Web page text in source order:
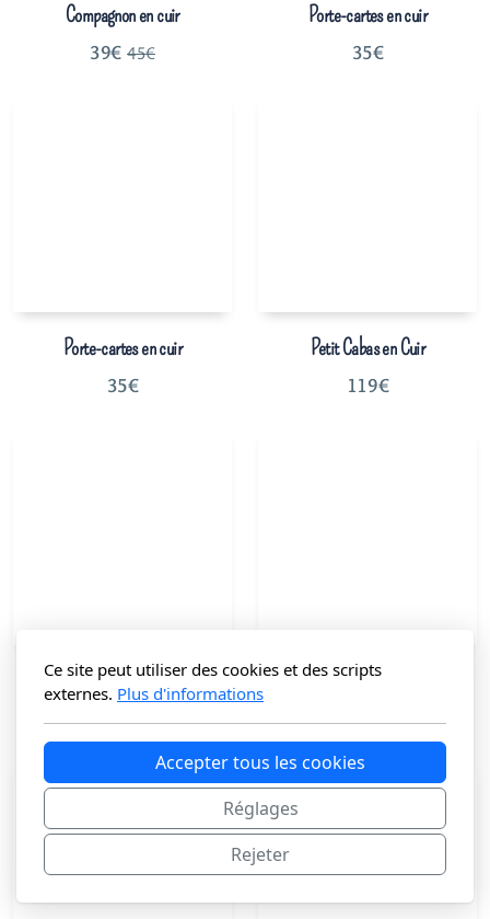
Compagnon en cuir
39€ 45€
Porte-cartes en cuir
35€
Porte-cartes en cuir
35€
Petit Cabas en Cuir
119€
Besace en cuir
99€
Cabas en Cuir KORBON
125€
Ce site peut utiliser des cookies et des scripts
externes. Plus d'informations
Accepter tous les cookies
Réglages
Rejeter